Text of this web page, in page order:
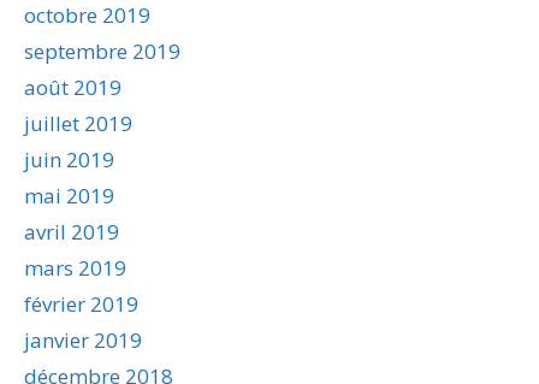
octobre 2019
septembre 2019
août 2019
juillet 2019
juin 2019
mai 2019
avril 2019
mars 2019
février 2019
janvier 2019
décembre 2018